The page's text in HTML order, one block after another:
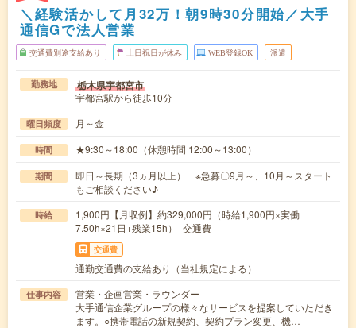
＼経験活かして月32万！朝9時30分開始／大手
通信Gで法人営業
交通費別途支給あり 土日祝日が休み WEB登録OK 派遣
勤務地 栃木県宇都宮市
宇都宮駅から徒歩10分
曜日頻度 月～金
時間 ★9:30～18:00（休憩時間 12:00～13:00）
期間
即日～長期（3ヵ月以上） ※急募〇9月～、10月～スタート
もご相談ください♪
時給
1,900円【月収例】約329,000円（時給1,900円×実働
7.50h×21日+残業15h）+交通費
交通費
通勤交通費の支給あり（当社規定による）
仕事内容
営業・企画営業・ラウンダー
大手通信企業グループの様々なサービスを提案していただき
ます。○携帯電話の新規契約、契約プラン変更、機…